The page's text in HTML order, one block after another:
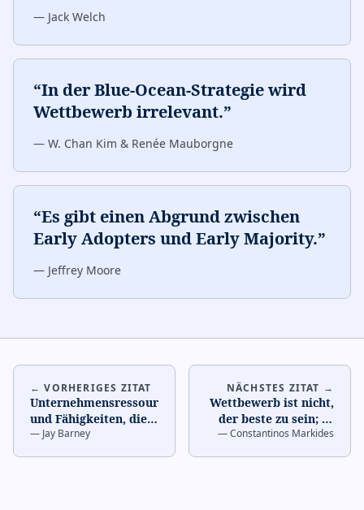
— Jack Welch
“In der Blue-Ocean-Strategie wird
Wettbewerb irrelevant.”
— W. Chan Kim & Renée Mauborgne
“Es gibt einen Abgrund zwischen
Early Adopters und Early Majority.”
— Jeffrey Moore
← VORHERIGES ZITAT
Unternehmensressourcen
und Fähigkeiten, die
wertvoll, selten, nicht
— Jay Barney
NÄCHSTES ZITAT →
Wettbewerb ist nicht,
der beste zu sein; es
ist, anders zu sein.…
—Constantinos Markides